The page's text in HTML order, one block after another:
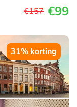
€157 €99
31% korting